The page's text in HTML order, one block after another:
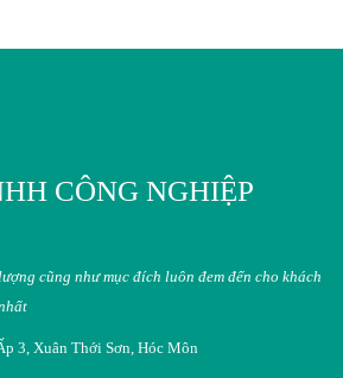
CÔNG NGHIỆP
cũng như mục đích luôn đem đến cho khách
3, Xuân Thới Sơn, Hóc Môn